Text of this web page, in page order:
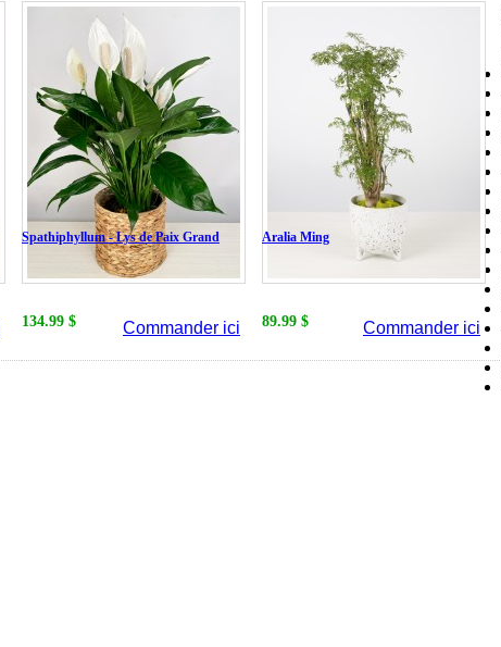
Spathiphyllum - Lys de Paix Grand
134.99 $ Commander ici
Aralia Ming
89.99 $ Commander ici